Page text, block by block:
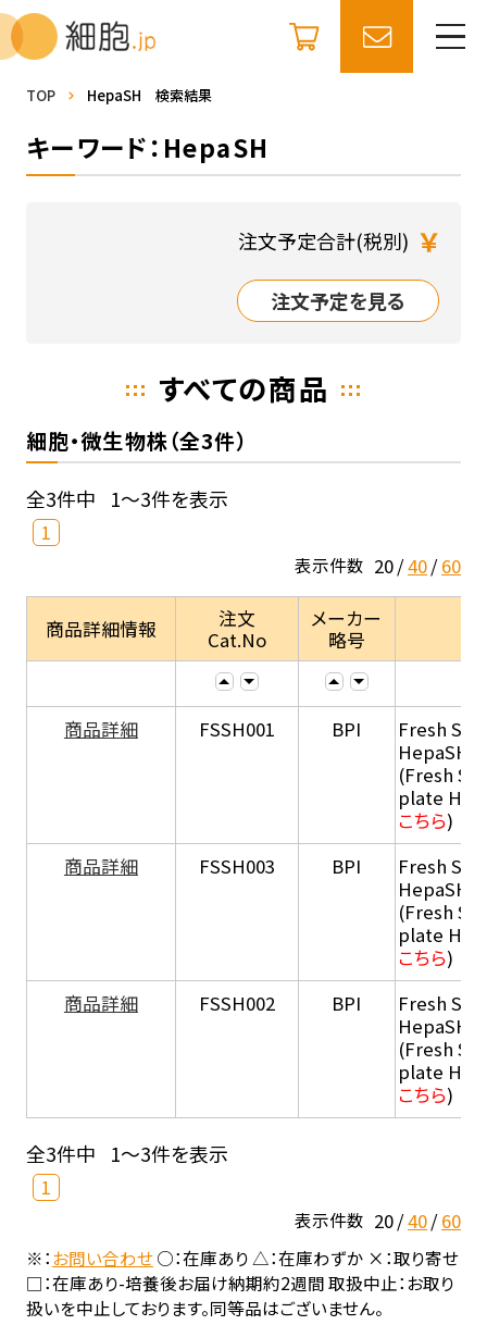
TOP HepaSH 検索結果
キーワード：HepaSH
注文予定合計(税別) ￥
注文予定を見る
すべての商品
細胞・微生物株（全3件）
全3件中 1～3件を表示
1
表示件数 20 40 60
商品詳細情報
注文
Cat.No
メーカー
略号
商品詳細 FSSH001 BPI
Fresh
HepaSH®
(Fresh
plate
こちら)
商品詳細
FSSH003 BPI
Fresh
HepaSH®
(Fresh
plate
こちら)
商品詳細
FSSH002 BPI
Fresh
HepaSH®
(Fresh
plate
こちら)
全3件中 1～3件を表示
1
表示件数 20 40 60
※：お問い合わせ○：在庫あり △：在庫わずか ×：取り寄せ
□：在庫あり-培養後お届け納期約2週間 取扱中止：お取り
扱いを中止しております。同等品はございません。